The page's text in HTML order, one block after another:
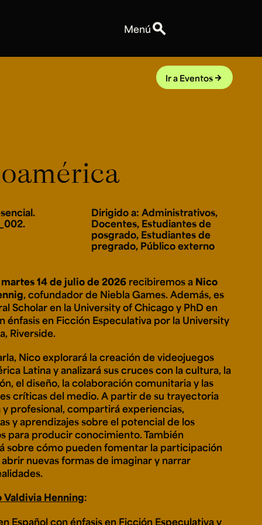
Menúsearch
Explora ArteHum
Anuncios
Convocatorias
Notas
personería
del 2025.
Posgrados
Educación Continua
Dirigido a: Administrativos,
Docentes, Estudiantes de
posgrado, Estudiantes de
pregrado, Público externo
martes 14 de julio de 2026 recibiremos a Nico
, cofundador de Niebla Games. Además, es
Scholar en la University of Chicago y PhD en
énfasis en Ficción Especulativa por la University
Riverside.
Nico explorará la creación de videojuegos
Latina y analizará sus cruces con la cultura, la
el diseño, la colaboración comunitaria y las
críticas del medio. A partir de su trayectoria
profesional, compartirá experiencias,
y aprendizajes sobre el potencial de los
para producir conocimiento. También
sobre cómo pueden fomentar la participación
nuevas formas de imaginar y narrar
Valdivia Henning:
Español con énfasis en Ficción Especulativa y
Ir a Eventosarrow_forward